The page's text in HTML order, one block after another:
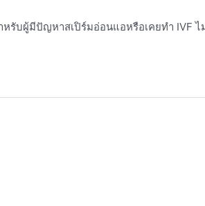
รับผู้มีปัญหาสเปิร์มอ่อนแอหรือเคยทำ IVF ไ